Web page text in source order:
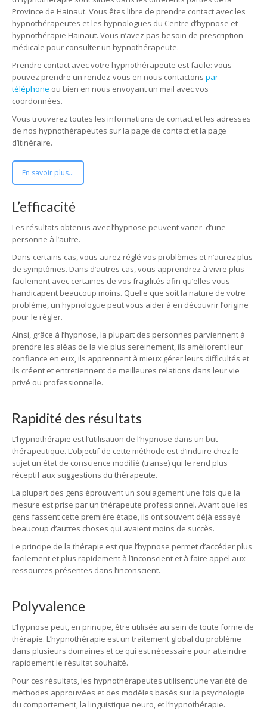
Province de Hainaut. Vous êtes libre de prendre contact avec les
hypnothérapeutes et les hypnologues du Centre d’hypnose et
hypnothérapie Hainaut. Vous n’avez pas besoin de prescription
médicale pour consulter un hypnothérapeute.
Prendre contact avec votre hypnothérapeute est facile: vous
pouvez prendre un rendez-vous en nous contactons par
téléphone ou bien en nous envoyant un mail avec vos
coordonnées.
Vous trouverez toutes les informations de contact et les adresses
de nos hypnothérapeutes sur la page de contact et la page
d’itinéraire.
En savoir plus...
L’efficacité
Les résultats obtenus avec l’hypnose peuvent varier d’une
personne à l’autre.
Dans certains cas, vous aurez réglé vos problèmes et n’aurez plus
de symptômes. Dans d’autres cas, vous apprendrez à vivre plus
facilement avec certaines de vos fragilités afin qu’elles vous
handicapent beaucoup moins. Quelle que soit la nature de votre
problème, un hypnologue peut vous aider à en découvrir l’origine
pour le régler.
Ainsi, grâce à l’hypnose, la plupart des personnes parviennent à
prendre les aléas de la vie plus sereinement, ils améliorent leur
confiance en eux, ils apprennent à mieux gérer leurs difficultés et
ils créent et entretiennent de meilleures relations dans leur vie
privé ou professionnelle.
Rapidité des résultats
L’hypnothérapie est l’utilisation de l’hypnose dans un but
thérapeutique. L’objectif de cette méthode est d’induire chez le
sujet un état de conscience modifié (transe) qui le rend plus
réceptif aux suggestions du thérapeute.
La plupart des gens éprouvent un soulagement une fois que la
mesure est prise par un thérapeute professionnel. Avant que les
gens fassent cette première étape, ils ont souvent déjà essayé
beaucoup d’autres choses qui avaient moins de succès.
Le principe de la thérapie est que l’hypnose permet d’accéder plus
facilement et plus rapidement à l’inconscient et à faire appel aux
ressources présentes dans l’inconscient.
Polyvalence
L’hypnose peut, en principe, être utilisée au sein de toute forme de
thérapie. L’hypnothérapie est un traitement global du problème
dans plusieurs domaines et ce qui est nécessaire pour atteindre
rapidement le résultat souhaité.
Pour ces résultats, les hypnothérapeutes utilisent une variété de
méthodes approuvées et des modèles basés sur la psychologie
du comportement, la linguistique neuro, et l’hypnothérapie.